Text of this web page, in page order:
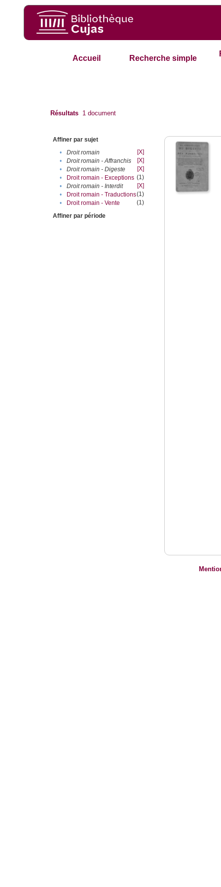
Accueil Recherche simple
Résultats 1 document
Affiner par sujet
•
Droit romain
[X]
•
Droit romain - Affranchis
[X]
•
Droit romain - Digeste
[X]
•
Droit romain - Exceptions (1)
•
Droit romain - Interdit
[X]
•
Droit romain - Traductions(1)
•
Droit romain - Vente
(1)
Affiner par période